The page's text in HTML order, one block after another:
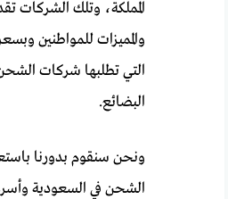
المملكة، وتلك الشركات
والمميزات للمواطنين
التي تطلبها شركات
البضائع.
ونحن سنقوم بدورنا
الشحن في السعودية